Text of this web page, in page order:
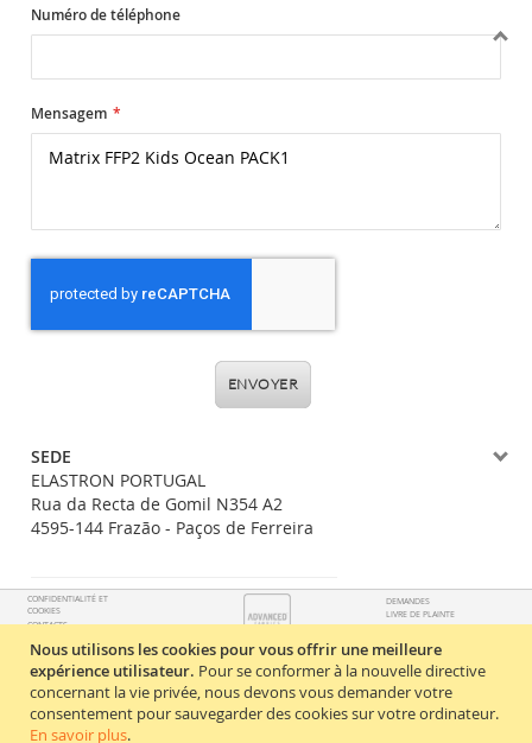
Nous utilisons les cookies pour vous offrir une meilleure
expérience utilisateur. Pour se conformer à la nouvelle directive
concernant la vie privée, nous devons vous demander votre
consentement pour sauvegarder des cookies sur votre ordinateur.
En savoir plus.
Numéro de téléphone
Mensagem
ENVOYER
SEDE
ELASTRON PORTUGAL
Rua da Recta de Gomil N354 A2
4595-144 Frazão - Paços de Ferreira
CONFIDENTIALITÉ ET
COOKIES
CONTACTS
DEMANDES
LIVRE DE PLAINTE
FAQ
© Copyright 2026 Elastron Portugal S. A.
Tous les droits sont réservés.